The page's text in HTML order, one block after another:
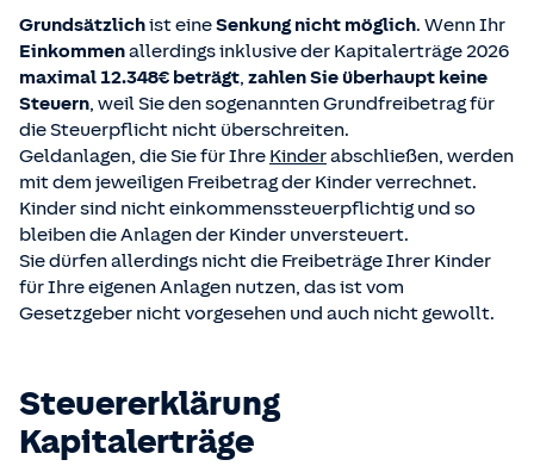
Grundsätzlichist eineSenkung nicht möglich. Wenn Ihr
Einkommenallerdings inklusive der Kapitalerträge 2026
maximal 12.348€ beträgt, zahlen Sie überhaupt keine
Steuern, weil Sie den sogenannten Grundfreibetrag für
die Steuerpflicht nicht überschreiten.
Geldanlagen, die Sie für Ihre Kinderabschließen, werden
mit dem jeweiligen Freibetrag der Kinder verrechnet.
Kinder sind nicht einkommenssteuerpflichtig und so
bleiben die Anlagen der Kinder unversteuert.
Sie dürfen allerdings nicht die Freibeträge Ihrer Kinder
für Ihre eigenen Anlagen nutzen, das ist vom
Gesetzgeber nicht vorgesehen und auch nicht gewollt.
Steuererklärung
Kapitalerträge